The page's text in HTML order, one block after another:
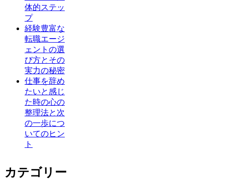
体的ステッ
プ
経験豊富な
転職エージ
ェントの選
び方とその
実力の秘密
仕事を辞め
たいと感じ
た時の心の
整理法と次
の一歩につ
いてのヒン
ト
カテゴリー